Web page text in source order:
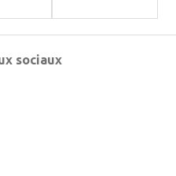
sociaux